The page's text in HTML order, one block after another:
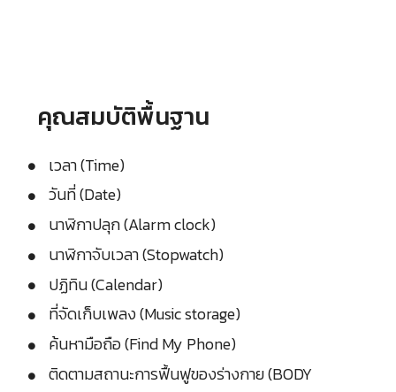
คุณสมบัติพื้นฐาน
เวลา (Time)
วันที่ (Date)
นาฬิกาปลุก (Alarm clock)
นาฬิกาจับเวลา (Stopwatch)
ปฏิทิน (Calendar)
ที่จัดเก็บเพลง (Music storage)
ค้นหามือถือ (Find My Phone)
ติดตามสถานะการฟื้นฟูของร่างกาย (BODY